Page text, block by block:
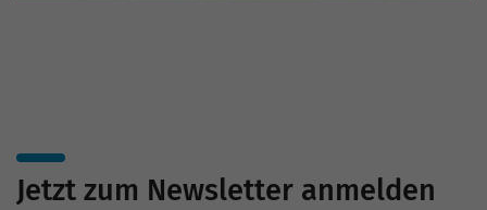
Jetzt zum Newsletter anmelden